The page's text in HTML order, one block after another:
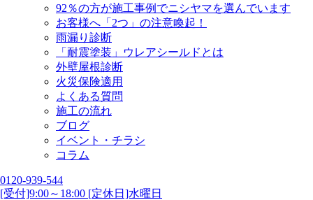
92％の方が施工事例でニシヤマを選んでいます
お客様へ「2つ」の注意喚起！
雨漏り診断
「耐震塗装」ウレアシールドとは
外壁屋根診断
火災保険適用
よくある質問
施工の流れ
ブログ
イベント・チラシ
コラム
0120-939-544
[受付]9:00～18:00 [定休日]水曜日